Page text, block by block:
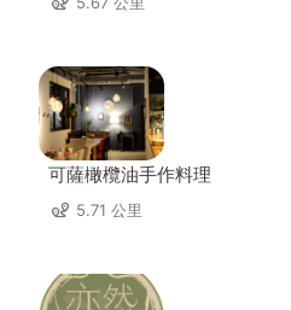
可薩橄欖油手作料理
5.71 公里